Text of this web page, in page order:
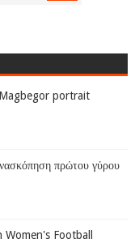
portrait
πρώτου γύρου
Football